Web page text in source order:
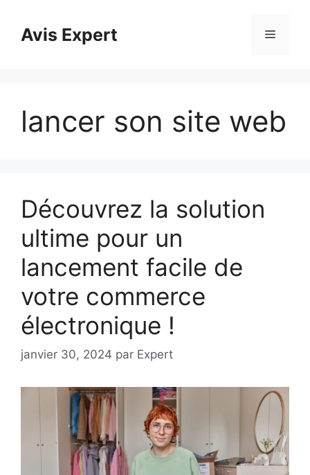
contenuAvis Expert Menu
lancer son site web
Découvrez la solution
ultime pour un
lancement facile de
votre commerce
électronique !
janvier 30, 2024 par Expert